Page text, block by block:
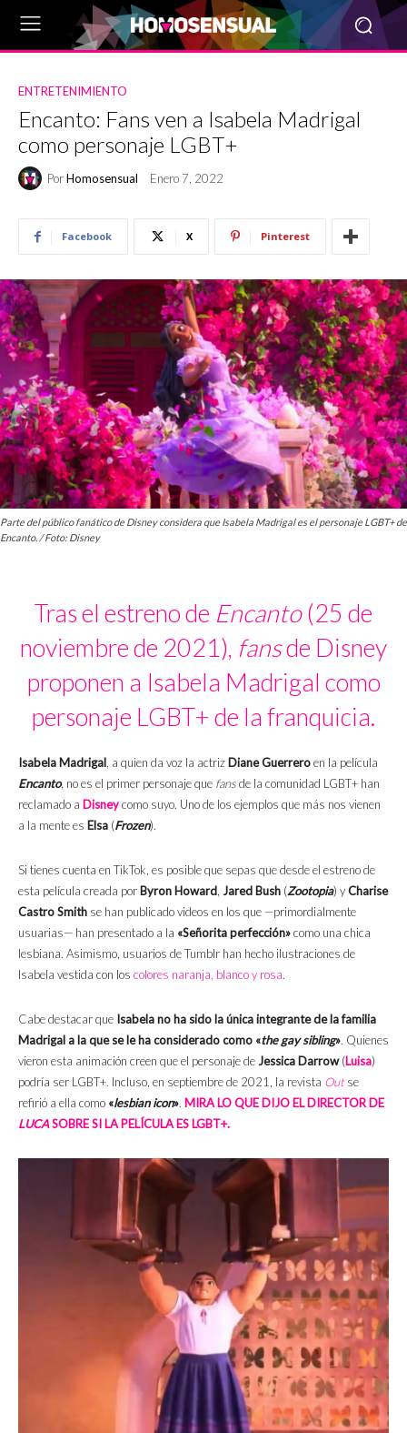
ENTRETENIMIENTO
Encanto: Fans ven a Isabela Madrigal
como personaje LGBT+
PorHomosensual Enero 7, 2022
Facebook X Pinterest
Parte del público fanático de Disney considera que Isabela Madrigal es el personaje LGBT+ de
Encanto. / Foto: Disney
Tras el estreno de Encanto(25 de
noviembre de 2021), fansde Disney
proponen a Isabela Madrigal como
personaje LGBT+ de la franquicia.
Isabela Madrigal, a quien da voz la actriz Diane Guerreroen la película
Encanto, no es el primer personaje que fansde la comunidad LGBT+ han
reclamado a Disneycomo suyo. Uno de los ejemplos que más nos vienen
a la mente es Elsa (Frozen).
Si tienes cuenta en TikTok, es posible que sepas que desde el estreno de
esta película creada por Byron Howard, Jared Bush (Zootopia) yCharise
Castro Smith se han publicado videos en los que —primordialmente
usuarias— han presentado a la «Señorita perfección»como una chica
lesbiana. Asimismo, usuarios de Tumblr han hecho ilustraciones de
Isabela vestida con los colores naranja, blanco y rosa.
Cabe destacar que Isabela no ha sido la única integrante de la familia
Madrigal a la que se le ha considerado como «the gay sibling». Quienes
vieron esta animación creen que el personaje deJessica Darrow(Luisa)
podría ser LGBT+. Incluso, en septiembre de 2021, la revista Outse
refirió a ella como «lesbian icon». MIRA LO QUE DIJO EL DIRECTOR DE
LUCASOBRE SI LA PELÍCULA ES LGBT+.